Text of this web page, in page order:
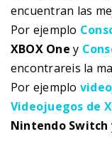
encuentran las
Por ejemplo
XBOX One y
encontrareis la
Por ejemplo
Videojuegos de
Nintendo Switch